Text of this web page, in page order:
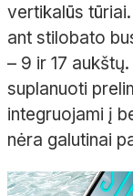
vertikalūs
ant stilobato
– 9 ir 17
suplanuoti
integruojami į
nėra galutinai